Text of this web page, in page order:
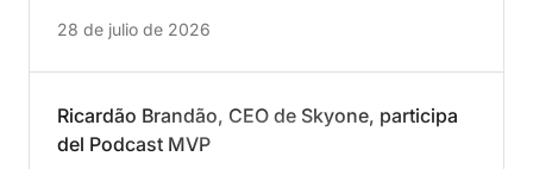
oportunidades para las estafas
28 de julio de 2026
Ricardão Brandão, CEO de Skyone, participa
del Podcast MVP